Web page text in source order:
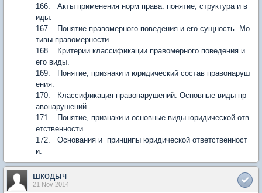
166. Акты применения норм права: понятие, структура и в
иды.
167. Понятие правомерного поведения и его сущность. Мо
тивы правомерности.
168. Критерии классификации правомерного поведения и
его виды.
169. Понятие, признаки и юридический состав правонаруш
ения.
170. Классификация правонарушений. Основные виды пр
авонарушений.
171. Понятие, признаки и основные виды юридической отв
етственности.
172. Основания и принципы юридической ответственност
и.
шкодыч
21 Nov 2014